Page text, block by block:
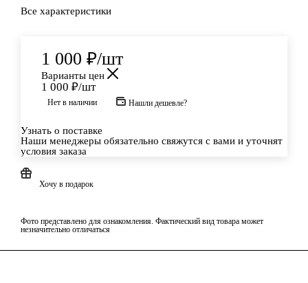
Все характеристики
1 000 ₽/шт
Варианты цен
1 000 ₽/шт
Нет в наличии Нашли дешевле?
Узнать о поставке
Наши менеджеры обязательно свяжутся с вами и уточнят
условия заказа
Хочу в подарок
Фото представлено для ознакомления. Фактический вид товара может
незначительно отличаться